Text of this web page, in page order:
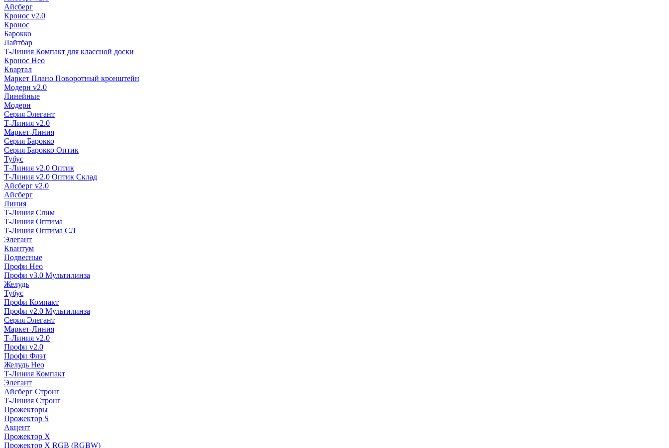
Айсберг
Кронос v2.0
Кронос
Барокко
Лайтбар
Т-Линия Компакт для классной доски
Кронос Нео
Квартал
Маркет Плано Поворотный кронштейн
Модерн v2.0
Линейные
Модерн
Серия Элегант
Т-Линия v2.0
Маркет-Линия
Серия Барокко
Серия Барокко Оптик
Тубус
Т-Линия v2.0 Оптик
Т-Линия v2.0 Оптик Склад
Айсберг v2.0
Айсберг
Линия
Т-Линия Слим
Т-Линия Оптима
Т-Линия Оптима СЛ
Элегант
Квантум
Подвесные
Профи Нео
Профи v3.0 Мультилинза
Желудь
Тубус
Профи Компакт
Профи v2.0 Мультилинза
Серия Элегант
Маркет-Линия
Т-Линия v2.0
Профи v2.0
Профи Флэт
Желудь Нео
Т-Линия Компакт
Элегант
Айсберг Стронг
Т-Линия Стронг
Прожекторы
Прожектор S
Акцент
Прожектор X
Прожектор Х RGB (RGBW)